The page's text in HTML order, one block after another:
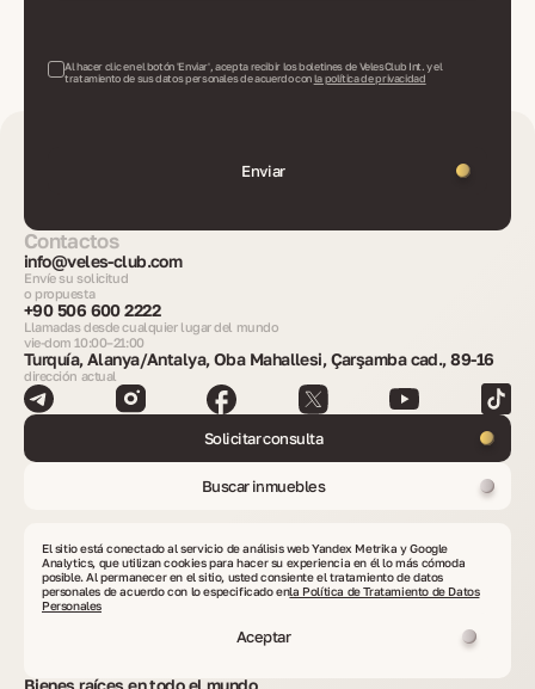
Al hacer clic en el botón 'Enviar', acepta recibir los boletines de VelesClub Int. y el
tratamiento de sus datos personales de acuerdo conla política de privacidad
Enviar
Contactos
info@veles-club.com
Envíe su solicitud
o propuesta
+90 506 600 2222
Llamadas desde cualquier lugar del mundo
vie-dom 10:00–21:00
Turquía, Alanya/Antalya, Oba Mahallesi, Çarşamba cad., 89-16
dirección actual
Solicitar consulta
Buscar inmuebles
Países cubiertos por VelesClub Int.
El sitio está conectado al servicio de análisis web Yandex Metrika y Google
Analytics, que utilizan cookies para hacer su experiencia en él lo más cómoda
posible. Al permanecer en el sitio, usted consiente el tratamiento de datos
personales de acuerdo con lo especificado enla Política de Tratamiento de Datos
Personales
Aceptar